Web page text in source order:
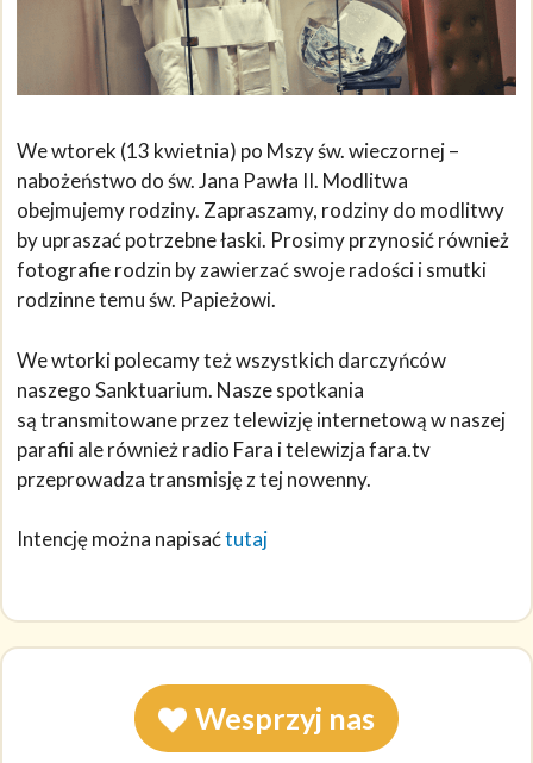
We wtorek (13 kwietnia) po Mszy św. wieczornej –
nabożeństwo do św. Jana Pawła II. Modlitwa
obejmujemy rodziny. Zapraszamy, rodziny do modlitwy
by upraszać potrzebne łaski. Prosimy przynosić również
fotografie rodzin by zawierzać swoje radości i smutki
rodzinne temu św. Papieżowi.
We wtorki polecamy też wszystkich darczyńców
naszego Sanktuarium. Nasze spotkania
są transmitowane przez telewizję internetową w naszej
parafii ale również radio Fara i telewizja fara.tv
przeprowadza transmisję z tej nowenny.
Intencję można napisaćtutaj
Wesprzyj nas